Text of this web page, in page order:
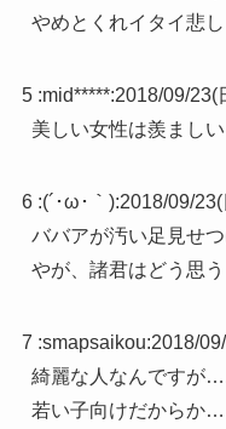
やめとくれイタイ悲
5 :mid*****:2018/09/23(
美しい女性は羨ましい
6 :(´･ω･｀):2018/09/
ババアが汚い足見せ
やが、諸君はどう思う
7 :smapsaikou:2018/
綺麗な人なんですが
若い子向けだからか